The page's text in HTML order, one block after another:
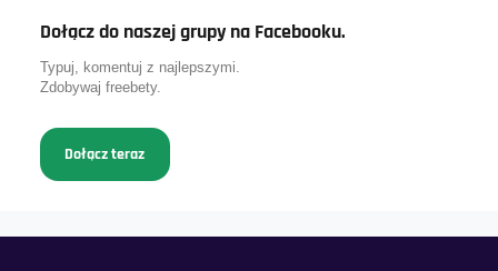
Dołącz do naszej grupy na Facebooku.
Typuj, komentuj z najlepszymi.
Zdobywaj freebety.
Dołącz teraz